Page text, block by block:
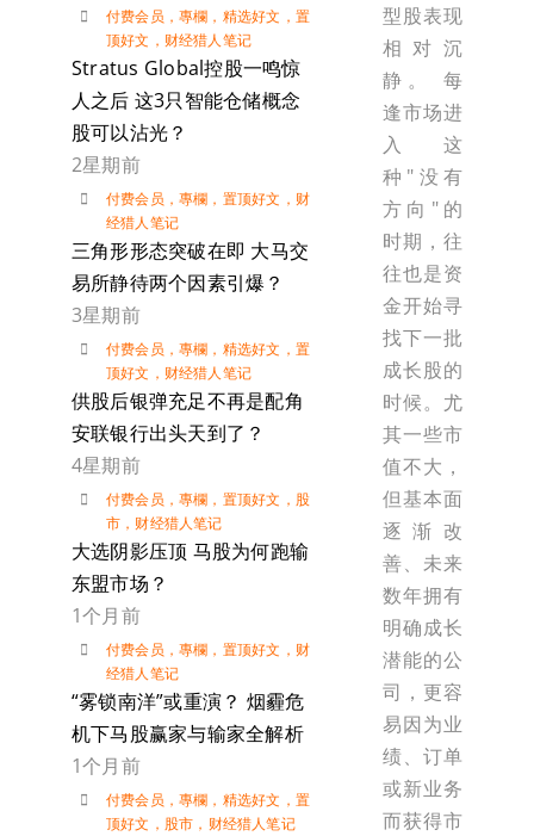
付费会员 ， 專欄 ， 精选好文 ， 置
顶好文 ， 财经猎人笔记
Stratus Global控股一鸣惊
人之后 这3只智能仓储概念
股可以沾光？
2星期前
付费会员 ， 專欄 ， 置顶好文 ， 财
经猎人笔记
三角形形态突破在即 大马交
易所静待两个因素引爆？
3星期前
付费会员 ， 專欄 ， 精选好文 ， 置
顶好文 ， 财经猎人笔记
供股后银弹充足不再是配角
安联银行出头天到了？
4星期前
付费会员 ， 專欄 ， 置顶好文 ， 股
市 ， 财经猎人笔记
大选阴影压顶 马股为何跑输
东盟市场？
1个月前
付费会员 ， 專欄 ， 置顶好文 ， 财
经猎人笔记
“雾锁南洋”或重演？ 烟霾危
机下马股赢家与输家全解析
1个月前
付费会员 ， 專欄 ， 精选好文 ， 置
顶好文 ， 股市 ， 财经猎人笔记
型股表现
相对沉
静。 每
逢市场进
入这
种"没有
方向"的
时期，往
往也是资
金开始寻
找下一批
成长股的
时候。尤
其一些市
值不大，
但基本面
逐渐改
善、未来
数年拥有
明确成长
潜能的公
司，更容
易因为业
绩、订单
或新业务
而获得市